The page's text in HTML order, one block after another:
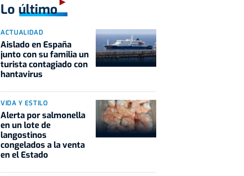
Lo último
ACTUALIDAD
Aislado en España
junto con su familia un
turista contagiado con
hantavirus
VIDA Y ESTILO
Alerta por salmonella
en un lote de
langostinos
congelados a la venta
en el Estado